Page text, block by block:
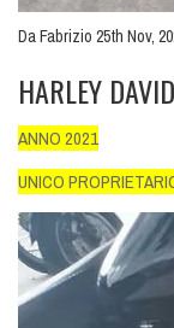
Da Fabrizio 25th Nov,
HARLEY
ANNO 2021
UNICO